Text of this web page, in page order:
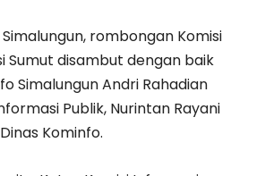
rombongan Komisi
Sumut disambut dengan baik
Simalungun Andri Rahadian
Publik, Nurintan Rayani
Kominfo.